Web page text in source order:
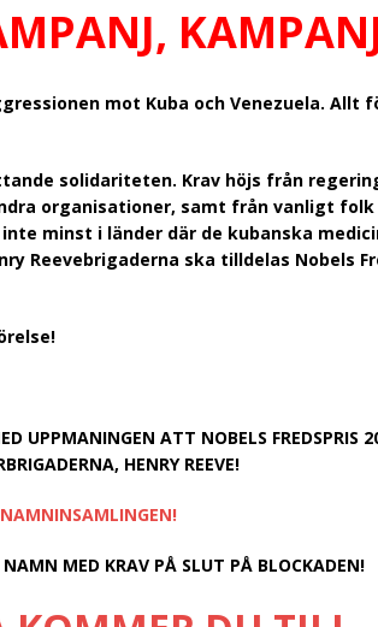
mot Kuba och Venezuela.
solidariteten. Krav höjs från
organisationer, samt från vanligt
minst i länder där de kubanska
Reevebrigaderna ska tilldelas Nobels
UPPMANINGEN ATT NOBELS FREDSPRIS
HENRY REEVE!
MED KRAV PÅ SLUT PÅ BLOCKADEN!